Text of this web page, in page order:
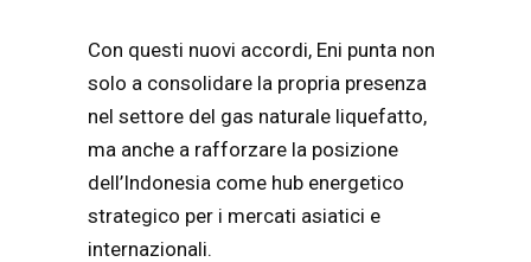
Con questi nuovi accordi, Eni punta non
solo a consolidare la propria presenza
nel settore del gas naturale liquefatto,
ma anche a rafforzare la posizione
dell’Indonesia come hub energetico
strategico per i mercati asiatici e
internazionali.